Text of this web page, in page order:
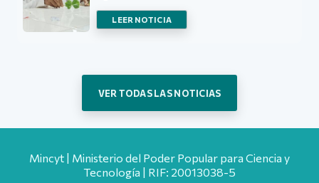
LEER NOTICIA
VER TODAS LAS NOTICIAS
Mincyt | Ministerio del Poder Popular para Ciencia y
Tecnología | RIF: 20013038-5